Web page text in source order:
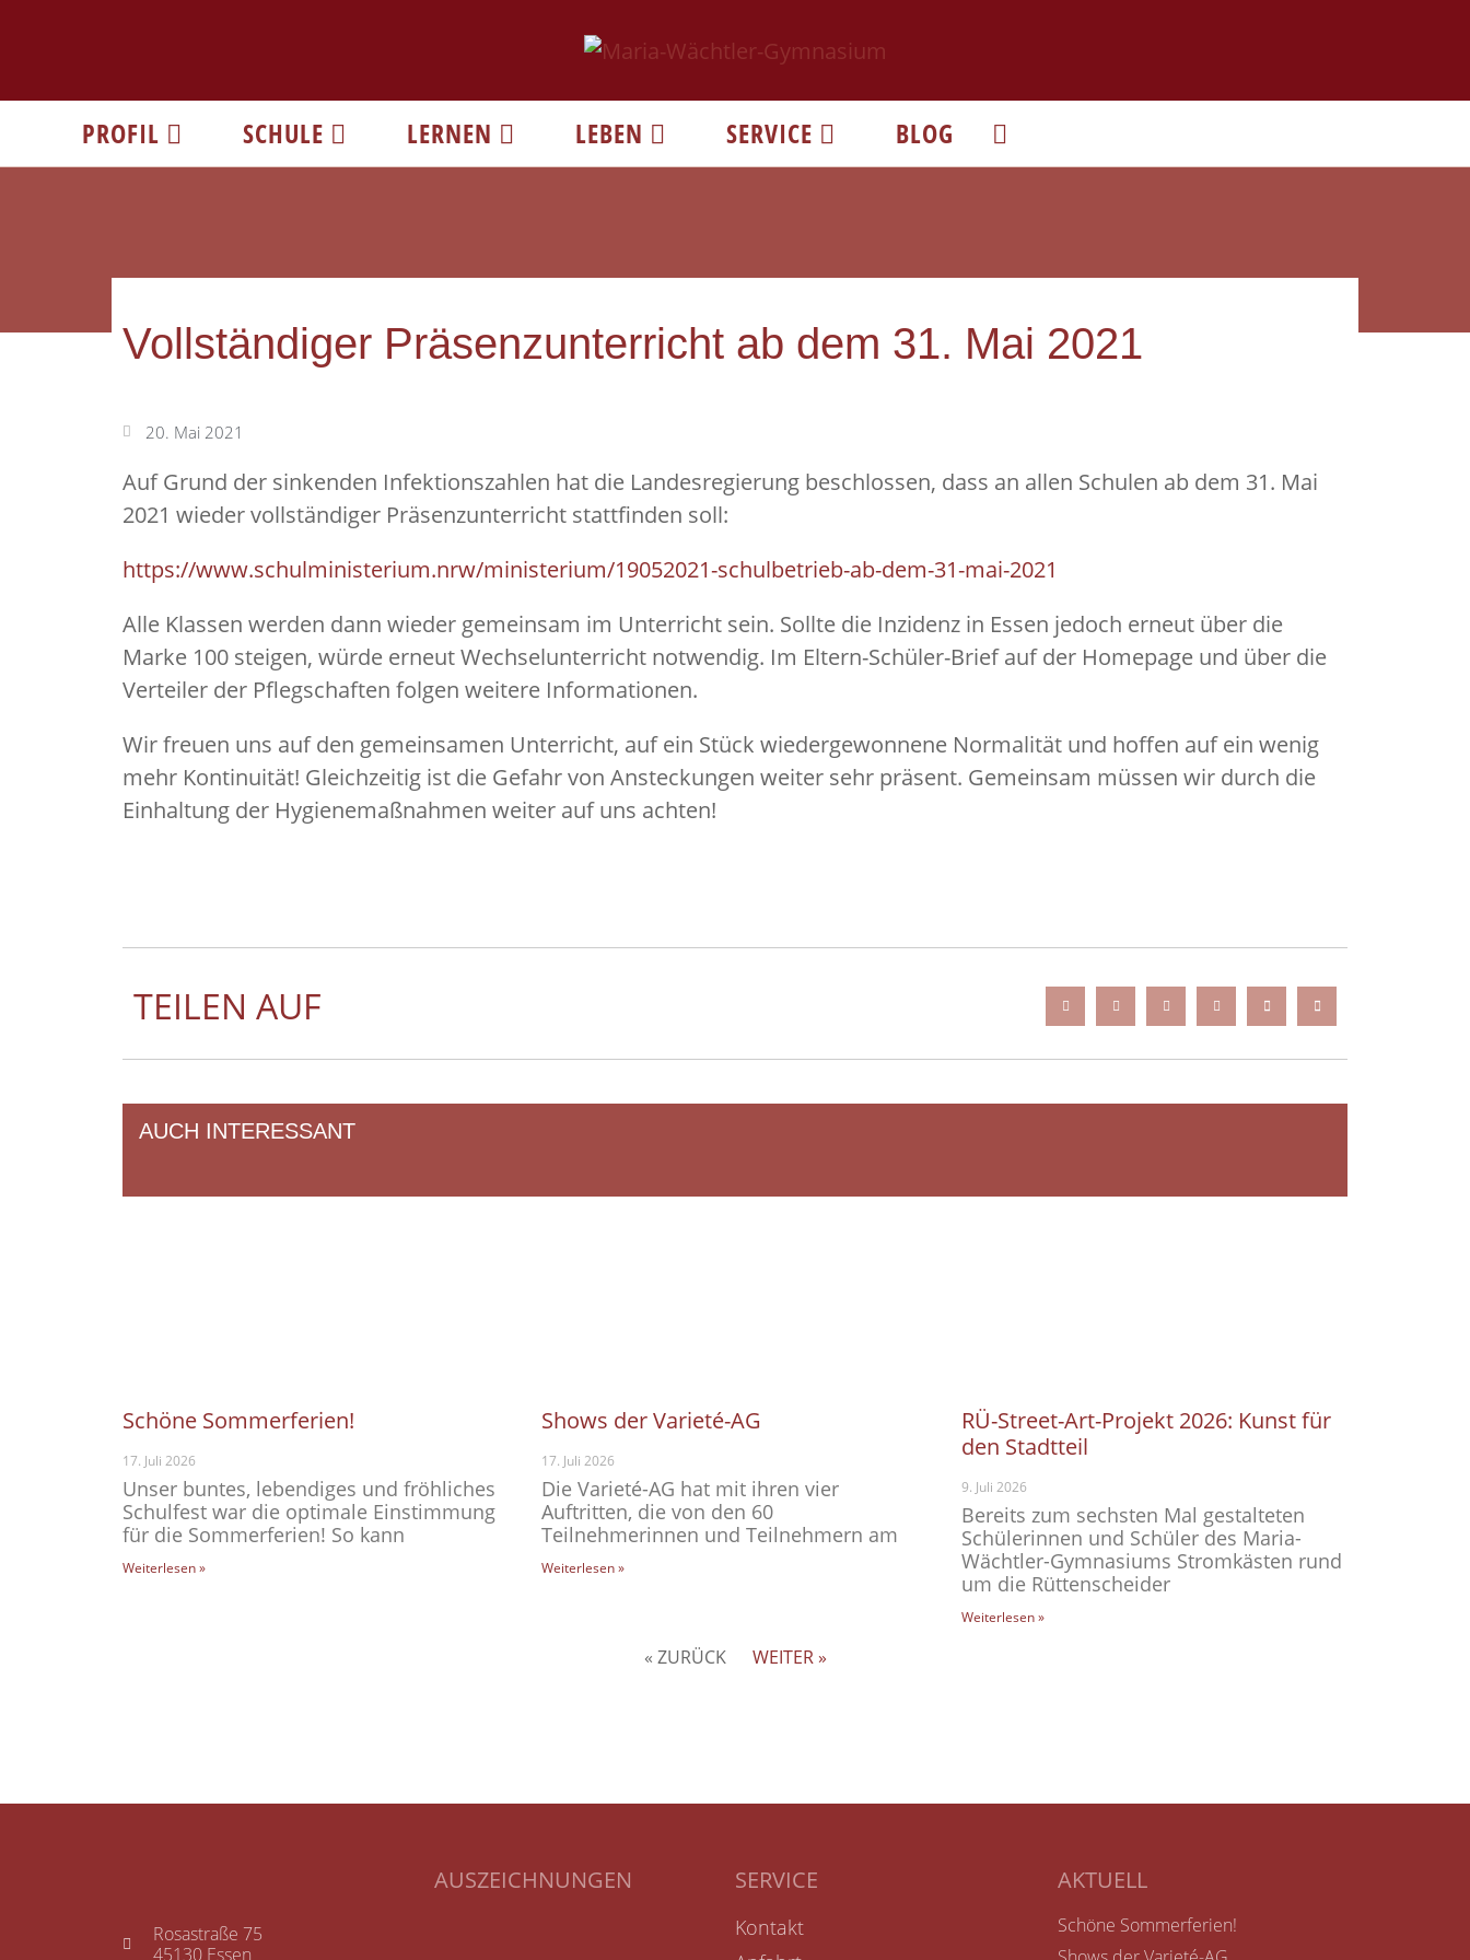
PROFIL SCHULE LERNEN LEBEN SERVICE BLOG
Vollständiger Präsenzunterricht ab dem 31. Mai 2021
20. Mai 2021
Auf Grund der sinkenden Infektionszahlen hat die Landesregierung beschlossen, dass an allen Schulen ab dem 31. Mai
2021 wieder vollständiger Präsenzunterricht stattfinden soll:
https://www.schulministerium.nrw/ministerium/19052021-schulbetrieb-ab-dem-31-mai-2021
Alle Klassen werden dann wieder gemeinsam im Unterricht sein. Sollte die Inzidenz in Essen jedoch erneut über die
Marke 100 steigen, würde erneut Wechselunterricht notwendig. Im Eltern-Schüler-Brief auf der Homepage und über die
Verteiler der Pflegschaften folgen weitere Informationen.
Wir freuen uns auf den gemeinsamen Unterricht, auf ein Stück wiedergewonnene Normalität und hoffen auf ein wenig
mehr Kontinuität! Gleichzeitig ist die Gefahr von Ansteckungen weiter sehr präsent. Gemeinsam müssen wir durch die
Einhaltung der Hygienemaßnahmen weiter auf uns achten!
TEILEN AUF
AUCH INTERESSANT
Schöne Sommerferien!
17. Juli 2026
Unser buntes, lebendiges und fröhliches
Schulfest war die optimale Einstimmung
für die Sommerferien! So kann
Weiterlesen »
Shows der Varieté-AG
17. Juli 2026
Die Varieté-AG hat mit ihren vier
Auftritten, die von den 60
Teilnehmerinnen und Teilnehmern am
Weiterlesen »
RÜ-Street-Art-Projekt 2026: Kunst für
den Stadtteil
9. Juli 2026
Bereits zum sechsten Mal gestalteten
Schülerinnen und Schüler des Maria-
Wächtler-Gymnasiums Stromkästen rund
um die Rüttenscheider
Weiterlesen »
« ZURÜCK WEITER »
Rosastraße 75
45130 Essen
AUSZEICHNUNGEN SERVICE
Kontakt
AKTUELL
Schöne Sommerferien!